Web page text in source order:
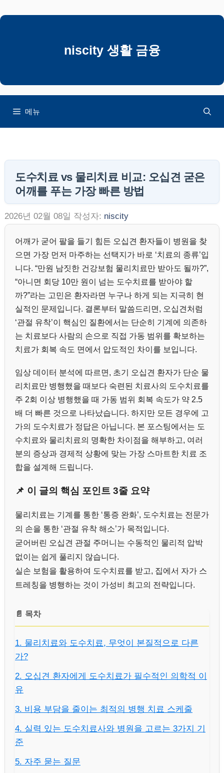
텐
뛰
niscity 생활 금융
메뉴
도수치료 vs 물리치료 비교: 오십견 굳은
어깨를 푸는 가장 빠른 방법
2026년 02월 08일 작성자: niscity
어깨가 굳어 팔을 들기 힘든 오십견 환자들이 병원을 찾
으면 가장 먼저 마주하는 선택지가 바로 ‘치료의 종류’입
니다. “만원 남짓한 건강보험 물리치료만 받아도 될까?”,
“아니면 회당 10만 원이 넘는 도수치료를 받아야 할
까?”라는 고민은 환자라면 누구나 하게 되는 지극히 현
실적인 문제입니다. 결론부터 말씀드리면, 오십견처럼
‘관절 유착’이 핵심인 질환에서는 단순히 기계에 의존하
는 치료보다 사람의 손으로 직접 가동 범위를 확보하는
치료가 회복 속도 면에서 압도적인 차이를 보입니다.
임상 데이터 분석에 따르면, 초기 오십견 환자가 단순 물
리치료만 병행했을 때보다 숙련된 치료사의 도수치료를
주 2회 이상 병행했을 때 가동 범위 회복 속도가 약 2.5
배 더 빠른 것으로 나타났습니다. 하지만 모든 경우에 고
가의 도수치료가 정답은 아닙니다. 본 포스팅에서는 도
수치료와 물리치료의 명확한 차이점을 해부하고, 여러
분의 증상과 경제적 상황에 맞는 가장 스마트한 치료 조
합을 설계해 드립니다.
📌 이 글의 핵심 포인트 3줄 요약
물리치료는 기계를 통한 ‘통증 완화’, 도수치료는 전문가
의 손을 통한 ‘관절 유착 해소’가 목적입니다.
굳어버린 오십견 관절 주머니는 수동적인 물리적 압박
없이는 쉽게 풀리지 않습니다.
실손 보험을 활용하여 도수치료를 받고, 집에서 자가 스
트레칭을 병행하는 것이 가성비 최고의 전략입니다.
📄 목차
1. 물리치료와 도수치료, 무엇이 본질적으로 다른
가?
2. 오십견 환자에게 도수치료가 필수적인 의학적 이
유
3. 비용 부담을 줄이는 최적의 병행 치료 스케줄
4. 실력 있는 도수치료사와 병원을 고르는 3가지 기
준
5. 자주 묻는 질문